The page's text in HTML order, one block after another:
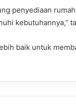
penyediaan
kebutuhannya,”
baik untuk